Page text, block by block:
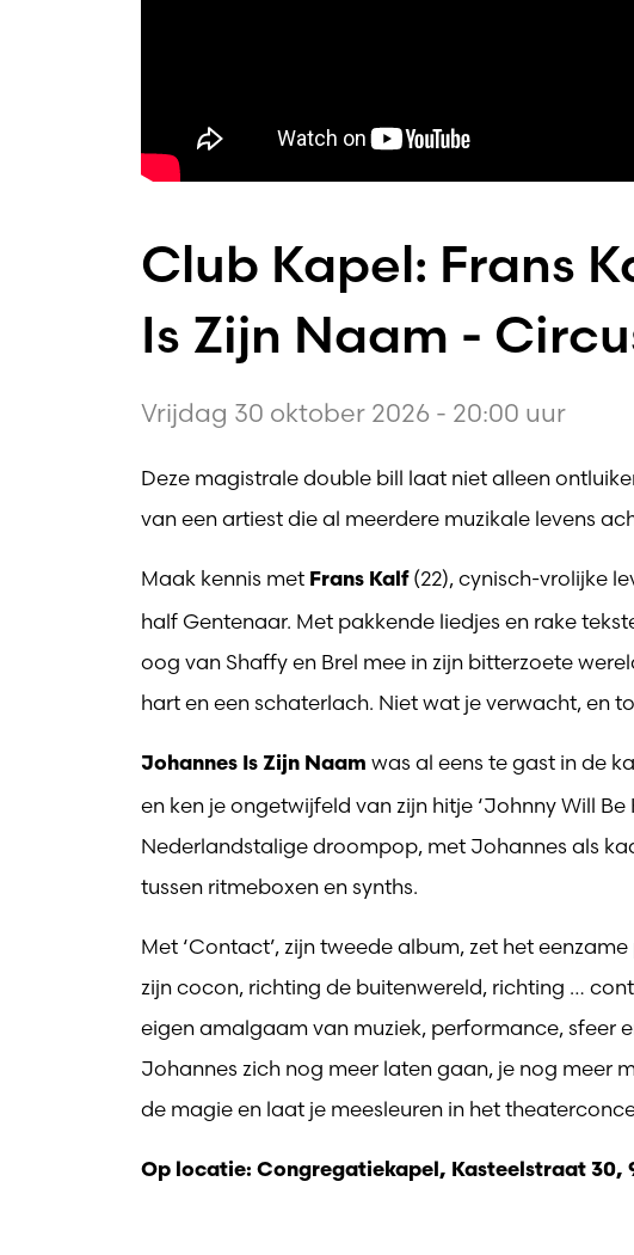
Club Kapel: Frans
Is Zijn Naam -
Vrijdag 30 oktober 2026 - 20:00 uur
Deze magistrale double bill laat niet alleen
van een artiest die al meerdere muzikale levens
Maak kennis met Frans Kalf(22), cynisch-vrolijke
half Gentenaar. Met pakkende liedjes en rake
oog van Shaffy en Brel mee in zijn bitterzoete
hart en een schaterlach. Niet wat je verwacht, en
Johannes Is Zijn Naam was al eens te gast in de
en ken je ongetwijfeld van zijn hitje ‘Johnny Will
Nederlandstalige droompop, met Johannes als
tussen ritmeboxen en synths.
Met ‘Contact’, zijn tweede album, zet het
zijn cocon, richting de buitenwereld, richting …
eigen amalgaam van muziek, performance, sfeer
Johannes zich nog meer laten gaan, je nog meer
de magie en laat je meesleuren in het
Op locatie: Congregatiekapel, Kasteelstraat 30,